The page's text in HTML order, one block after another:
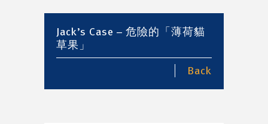
Jack’s Case – 危險的「薄荷貓
草果」
Back